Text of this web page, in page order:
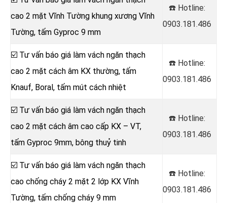
cao 2 mặt Vĩnh Tường khung xương Vĩnh
Tường, tấm Gyproc 9 mm
☎️ Hotline:
0903.181.486
☑️ Tư vấn báo giá làm vách ngăn thạch
cao 2 mặt cách âm KX thường, tấm
Knauf, Boral, tấm mút cách nhiệt
☎️ Hotline:
0903.181.486
☑️ Tư vấn báo giá làm vách ngăn thạch
cao 2 mặt cách âm cao cấp KX – VT,
tấm Gyproc 9mm, bông thuỷ tinh
☎️ Hotline:
0903.181.486
☑️ Tư vấn báo giá làm vách ngăn thạch
cao chống cháy 2 mặt 2 lớp KX Vĩnh
Tường, tấm chống cháy 9 mm
☎️ Hotline:
0903.181.486